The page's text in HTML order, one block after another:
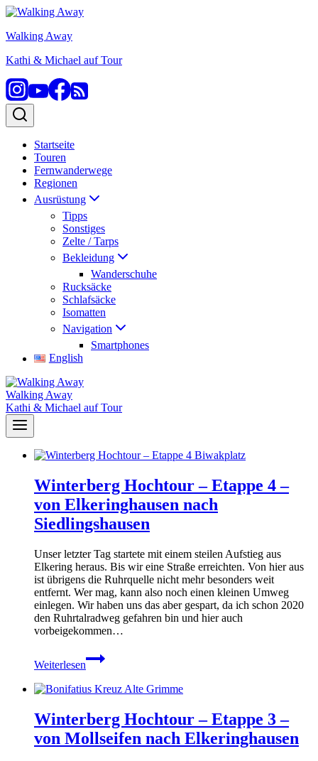
Zum
springen
Walking Away
Kathi & Michael auf Tour
Startseite
Touren
Fernwanderwege
Regionen
Ausrüstung
Tipps
Sonstiges
Zelte / Tarps
Bekleidung
Wanderschuhe
Rucksäcke
Schlafsäcke
Isomatten
Navigation
Smartphones
English
Walking Away
Kathi & Michael auf Tour
Winterberg Hochtour – Etappe 4 –
von Elkeringhausen nach
Siedlingshausen
Unser letzter Tag startete mit einem steilen Aufstieg aus
Elkering heraus. Bis wir eine Straße erreichten. Von hier aus
ist übrigens die Ruhrquelle nicht mehr besonders weit
entfernt. Wer mag, kann also noch einen kleinen Umweg
einlegen. Wir haben uns das aber gespart, da ich schon 2020
den Ruhrtalradweg gefahren bin und hier auch
vorbeigekommen…
Weiterlesen
Winterberg
Hochtour
Etappe
–
von
Elkeringhausen
Winterberg Hochtour – Etappe 3 –
von Mollseifen nach Elkeringhausen